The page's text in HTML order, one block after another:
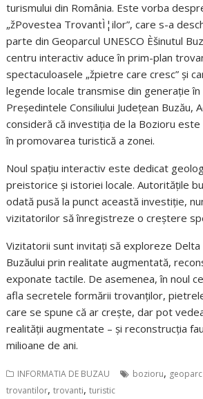
turismului din România. Este vorba
„žPovestea TrovantÌ¦ilor”, care s-a
parte din Geoparcul UNESCO Èšinutul
centru interactiv aduce în prim-plan
spectaculoasele „žpietre care cresc” și
legende locale transmise din generație
Președintele Consiliului Județean Buzău,
consideră că investiția de la Bozioru
în promovarea turistică a zonei.
Noul spațiu interactiv este dedicat
preistorice și istoriei locale. Autoritățile
odată pusă la punct această investiție,
vizitatorilor să înregistreze o creștere
Vizitatorii sunt invitați să exploreze
Buzăului prin realitate augmentată,
exponate tactile. De asemenea, în noul
afla secretele formării trovanților,
care se spune că ar crește, dar pot
realității augmentate – și reconstrucția
milioane de ani.
INFORMATIA DE BUZAU bozioru,
trovantilor,trovanti,turistic